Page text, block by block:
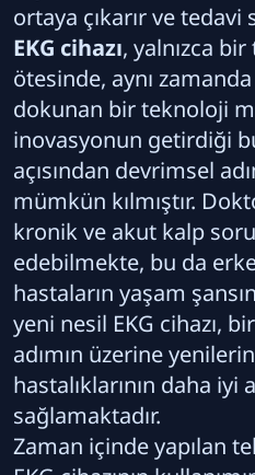
ortaya çıkarır ve
EKG cihazı, yalnızca
ötesinde, aynı
dokunan bir teknoloji
inovasyonun getirdiği
açısından devrimsel
mümkün kılmıştır.
kronik ve akut kalp
edebilmekte, bu da
hastaların yaşam
yeni nesil EKG cihazı,
adımın üzerine
hastalıklarının daha iyi
sağlamaktadır.
Zaman içinde yapılan